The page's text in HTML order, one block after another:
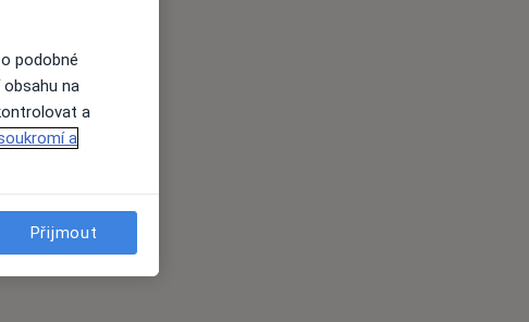
podobné
na
a
a
Přijmout